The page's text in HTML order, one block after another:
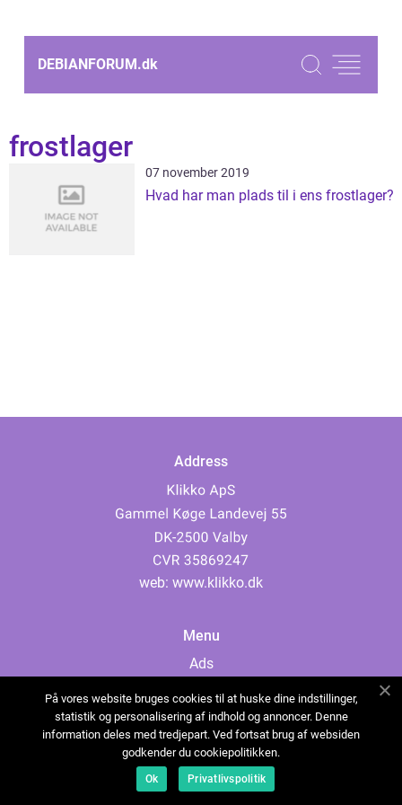
DEBIANFORUM.dk
frostlager
07 november 2019
Hvad har man plads til i ens frostlager?
Address
web: www.klikko.dk
Menu
Ads
Cookies
Contact
Sitemap
På vores website bruges cookies til at huske dine indstillinger,
statistik og personalisering af indhold og annoncer. Denne
information deles med tredjepart. Ved fortsat brug af websiden
godkender du cookiepolitikken.
Ok Privatlivspolitik